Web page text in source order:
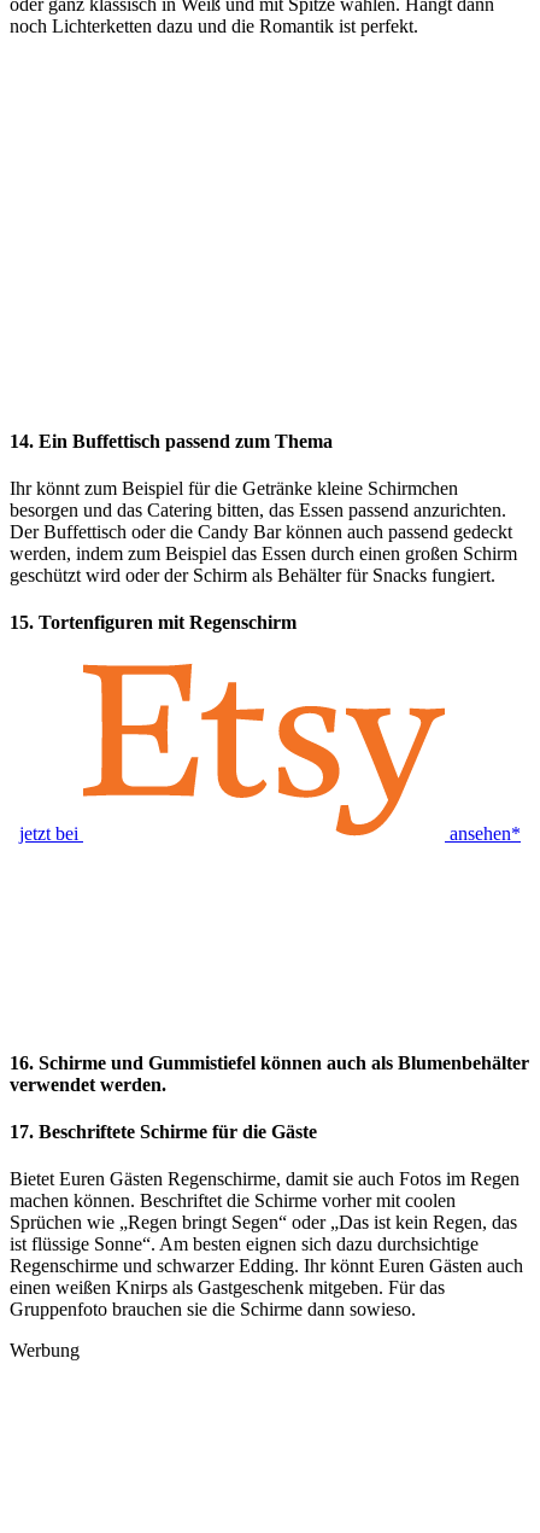
oder ganz klassisch in Weiß und mit Spitze wählen. Hängt dann
noch Lichterketten dazu und die Romantik ist perfekt.
14. Ein Buffettisch passend zum Thema
Ihr könnt zum Beispiel für die Getränke kleine Schirmchen
besorgen und das Catering bitten, das Essen passend anzurichten.
Der Buffettisch oder die Candy Bar können auch passend gedeckt
werden, indem zum Beispiel das Essen durch einen großen Schirm
geschützt wird oder der Schirm als Behälter für Snacks fungiert.
15. Tortenfiguren mit Regenschirm
jetzt bei ansehen*
16. Schirme und Gummistiefel können auch als Blumenbehälter
verwendet werden.
17. Beschriftete Schirme für die Gäste
Bietet Euren Gästen Regenschirme, damit sie auch Fotos im Regen
machen können. Beschriftet die Schirme vorher mit coolen
Sprüchen wie „Regen bringt Segen“ oder „Das ist kein Regen, das
ist flüssige Sonne“. Am besten eignen sich dazu durchsichtige
Regenschirme und schwarzer Edding. Ihr könnt Euren Gästen auch
einen weißen Knirps als Gastgeschenk mitgeben. Für das
Gruppenfoto brauchen sie die Schirme dann sowieso.
Werbung